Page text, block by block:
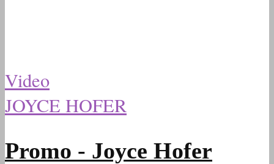
Video
JOYCE HOFER
Promo - Joyce Hofer